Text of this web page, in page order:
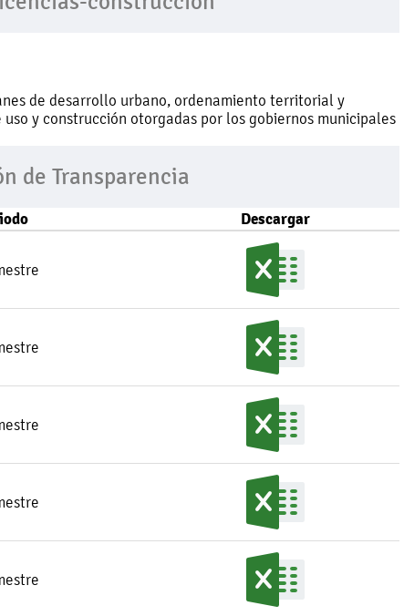
de desarrollo urbano, ordenamiento territorial y
y construcción otorgadas por los gobiernos municipales
de Transparencia
Descargar